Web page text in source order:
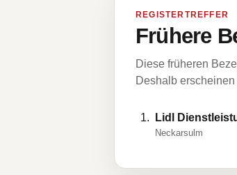
REGISTERTREFFER
Frühere
Diese früheren
Deshalb
Lidl
Neckarsulm